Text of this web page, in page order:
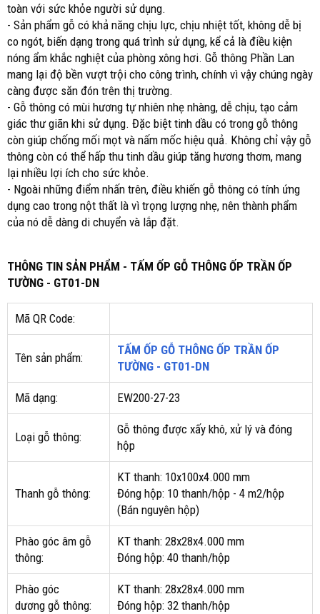
toàn với sức khỏe người sử dụng.
- Sản phẩm gỗ có khả năng chịu lực, chịu nhiệt tốt, không dễ bị
co ngót, biến dạng trong quá trình sử dụng, kể cả là điều kiện
nóng ẩm khắc nghiệt của phòng xông hơi. Gỗ thông Phần Lan
mang lại độ bền vượt trội cho công trình, chính vì vậy chúng ngày
càng được săn đón trên thị trường.
- Gỗ thông có mùi hương tự nhiên nhẹ nhàng, dễ chịu, tạo cảm
giác thư giãn khi sử dụng. Đặc biệt tinh dầu có trong gỗ thông
còn giúp chống mối mọt và nấm mốc hiệu quả. Không chỉ vậy gỗ
thông còn có thể hấp thu tinh dầu giúp tăng hương thơm, mang
lại nhiều lợi ích cho sức khỏe.
- Ngoài những điểm nhấn trên, điều khiến gỗ thông có tính ứng
dụng cao trong nột thất là vì trọng lượng nhẹ, nên thành phẩm
của nó dễ dàng di chuyển và lắp đặt.
THÔNG TIN SẢN PHẨM - TẤM ỐP GỖ THÔNG ỐP TRẦN ỐP
TƯỜNG - GT01-DN
Mã QR Code:
Tên sản phẩm:
TẤM ỐP GỖ THÔNG ỐP TRẦN ỐP
TƯỜNG - GT01-DN
Mã dạng: EW200-27-23
Loại gỗ thông:
Gỗ thông được xấy khô, xử lý và đóng
hộp
Thanh gỗ thông:
KT thanh: 10x100x4.000 mm
Đóng hộp: 10 thanh/hộp - 4 m2/hộp
(Bán nguyên hộp)
Phào góc âm gỗ
thông:
KT thanh: 28x28x4.000 mm
Đóng hộp: 40 thanh/hộp
Phào góc
dương gỗ thông:
KT thanh: 28x28x4.000 mm
Đóng hộp: 32 thanh/hộp